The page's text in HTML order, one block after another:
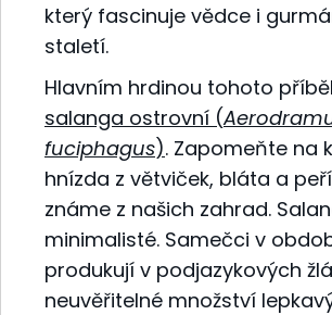
který fascinuje vědce i
staletí.
Hlavním hrdinou tohoto
salanga ostrovní (
fuciphagus). Zapomeňte na
hnízda z větviček, bláta a
známe z našich zahrad.
minimalisté. Samečci v
produkují v podjazykových
neuvěřitelné množství